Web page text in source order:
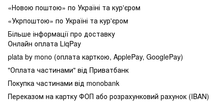
«Новою поштою» по Україні та кур'єром
«Укрпоштою» по Україні та кур'єром
Більше інформації про доставку
Онлайн оплата LiqPay
plata by mono (оплата карткою, ApplePay, GooglePay)
"Оплата частинами" від Приватбанк
Покупка частинами від monobank
Переказом на картку ФОП або розрахунковий рахунок (IBAN)